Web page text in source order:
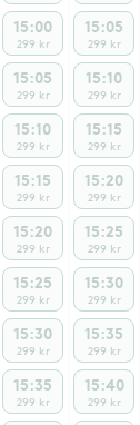
15:00
299 kr
15:05
299 kr
15:10
299 kr
15:15
299 kr
15:20
299 kr
15:25
299 kr
15:30
299 kr
15:35
299 kr
15:05
299 kr
15:10
299 kr
15:15
299 kr
15:20
299 kr
15:25
299 kr
15:30
299 kr
15:35
299 kr
15:40
299 kr